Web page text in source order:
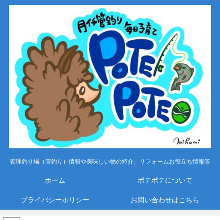
管理釣り場（管釣り）情報や美味しい物の紹介、リフォームお役立ち情報等
ホーム ポテポテについて
プライバシーポリシー お問い合わせはこちら